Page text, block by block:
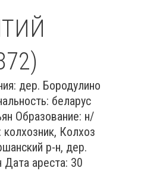
дер. Бородулино
беларус
Образование: н/
Колхоз
р-н, дер.
Дата ареста: 30